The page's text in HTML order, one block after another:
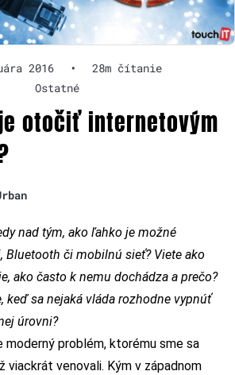
2016 •
28m čítanie
Ostatné
otočiť internetovým
nad tým, ako ľahko je možné
Bluetooth či mobilnú sieť? Viete ako
ako často k nemu dochádza a prečo?
keď sa nejaká vláda rozhodne vypnúť
úrovni?
moderný problém, ktorému sme sa
viackrát venovali. Kým v západnom